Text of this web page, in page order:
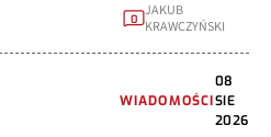
0 JAKUB
KRAWCZYŃSKI
WIADOMOŚCI
08
SIE
2026